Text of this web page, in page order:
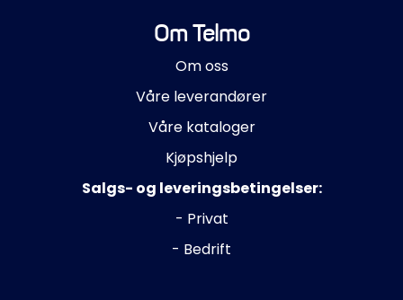
Om Telmo
Om oss
Våre leverandører
Våre kataloger
Kjøpshjelp
Salgs- og leveringsbetingelser:
- Privat
- Bedrift